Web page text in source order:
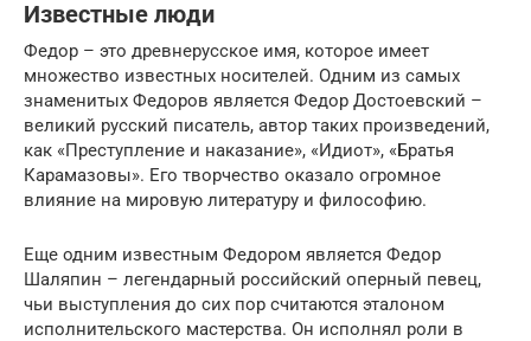
Известные люди
Федор – это древнерусское имя, которое имеет
множество известных носителей. Одним из самых
знаменитых Федоров является Федор Достоевский –
великий русский писатель, автор таких произведений,
как «Преступление и наказание», «Идиот», «Братья
Карамазовы». Его творчество оказало огромное
влияние на мировую литературу и философию.
Еще одним известным Федором является Федор
Шаляпин – легендарный российский оперный певец,
чьи выступления до сих пор считаются эталоном
исполнительского мастерства. Он исполнял роли в